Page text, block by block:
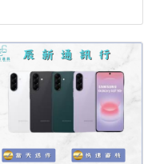
題都歡迎洽群官方LINE：
@kjg6280d • 七日鑑賞期
內，如商品有問題，請盡
速向我們告知並且協助處
理 • 全新品為原廠保固一
年，中古機店家保固15天
• 店家擁有隨時修改、變
更、暫停活動之權利 下單